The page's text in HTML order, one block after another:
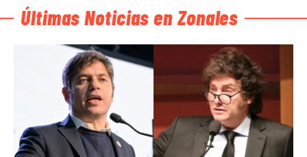
Últimas Noticias en Zonales